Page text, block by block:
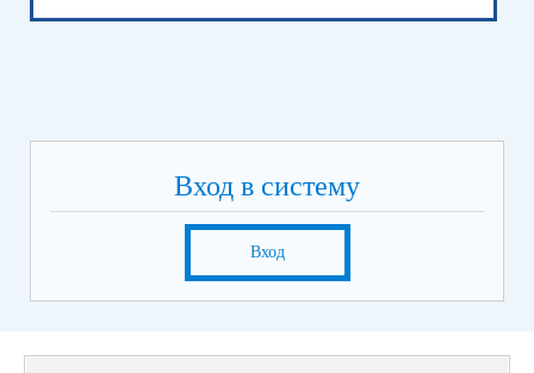
Вход в систему
Вход